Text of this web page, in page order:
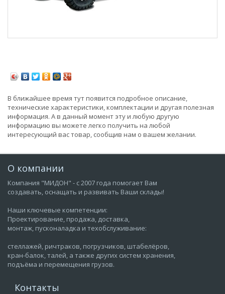
В ближайшее время тут появится подробное описание,
технические характеристики, комплектации и другая полезная
информация. А в данный момент эту и любую другую
информацию вы можете легко получить на любой
интересующий вас товар, сообщив нам о вашем желании.
О компании
Компания "МИДОН" - с 2007 года помогает Вам
создавать, оснащать и развивать Ваши склады!
Наши ключевые компетенции:
Проектирование, продажа, доставка,
монтаж, пусконаладка и техобслуживание:
стеллажей, ричтраков, погрузчиков, штабелёров,
кран-балок, талей, а также других систем хранения,
подъёма и перемещения грузов.
Контакты